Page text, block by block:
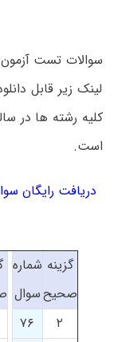
لینک زیر قابل
است.
گزینه
صحیح
شماره
سوال
۲
۷۶